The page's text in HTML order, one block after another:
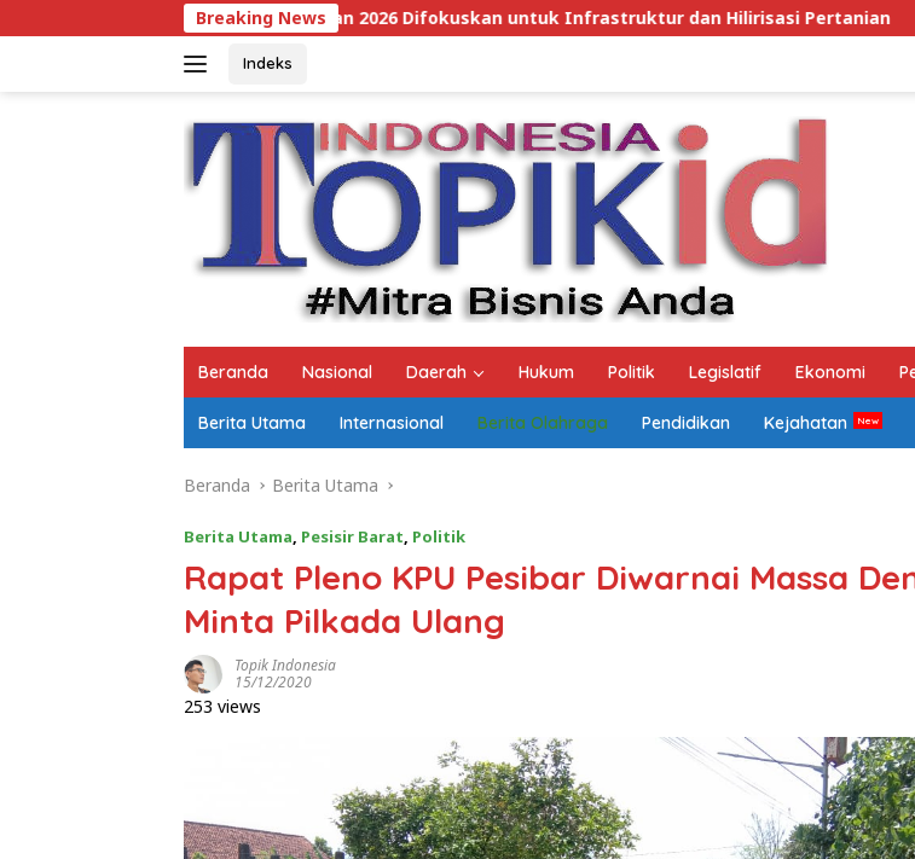
ke
Breaking News
Perubahan 2026 Difokuskan untuk Infrastruktur dan Hilirisasi Pertanian Dugaan
Indeks
Beranda Nasional Daerah Hukum Politik Legislatif Ekonomi
Berita Utama Internasional Berita Olahraga Pendidikan Kejahatan
Beranda Berita Utama
Berita Utama, Pesisir Barat, Politik
Rapat Pleno KPU Pesibar Diwarnai Massa
Minta Pilkada Ulang
Topik Indonesia
15/12/2020
253 views